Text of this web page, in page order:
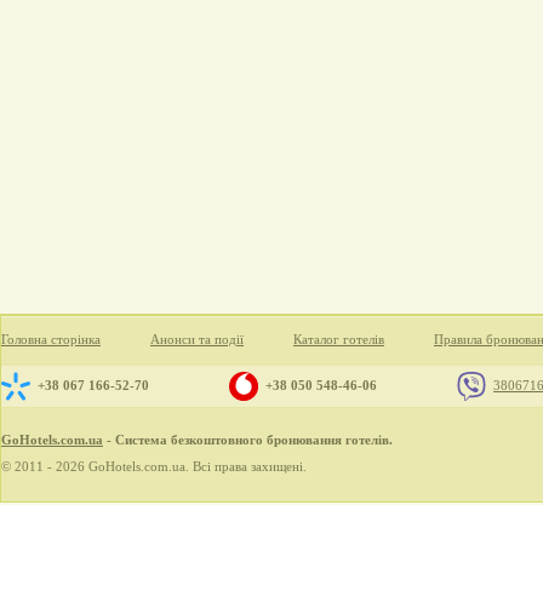
Головна сторінка Анонси та події Каталог готелів Правила
+38 067 166-52-70 +38 050 548-46-06
GoHotels.com.ua - Система безкоштовного бронювання готелів.
© 2011 - 2026 GoHotels.com.ua. Всі права захищені.